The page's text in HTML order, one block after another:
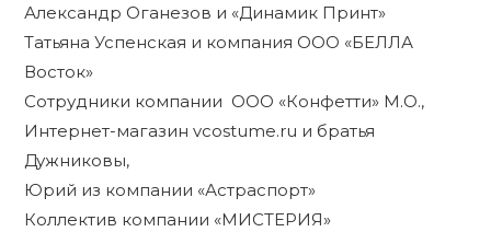
Александр Оганезов и «Динамик Принт»
Татьяна Успенская и компания ООО «БЕЛЛА
Восток»
Сотрудники компании ООО «Конфетти» М.О.,
Интернет-магазин vcostume.ru и братья
Дужниковы,
Юрий из компании «Астраспорт»
Коллектив компании «МИСТЕРИЯ»